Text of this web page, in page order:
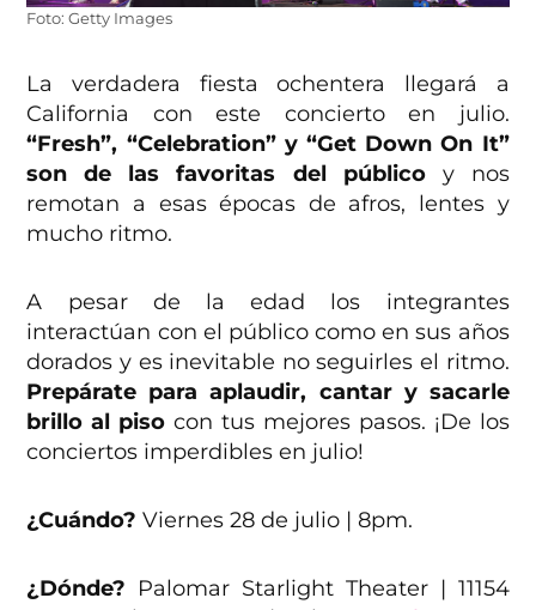
Foto: Getty Images
La verdadera fiesta ochentera llegará a
California con este concierto en julio.
“Fresh”, “Celebration” y “Get Down On It”
son de las favoritas del públicoy nos
remotan a esas épocas de afros, lentes y
mucho ritmo.
A pesar de la edad los integrantes
interactúan con el público como en sus años
dorados y es inevitable no seguirles el ritmo.
Prepárate para aplaudir, cantar y sacarle
brillo al piso con tus mejores pasos. ¡De los
conciertos imperdibles en julio!
¿Cuándo? Viernes 28 de julio | 8pm.
¿Dónde? Palomar Starlight Theater | 11154